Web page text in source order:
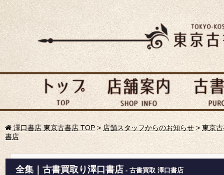
澤口書店 東京古書店 TOP > 店舗スタッフからのお知らせ> 東京
書店
全集｜古書買取り澤口書店 - 古書買取 澤口書店